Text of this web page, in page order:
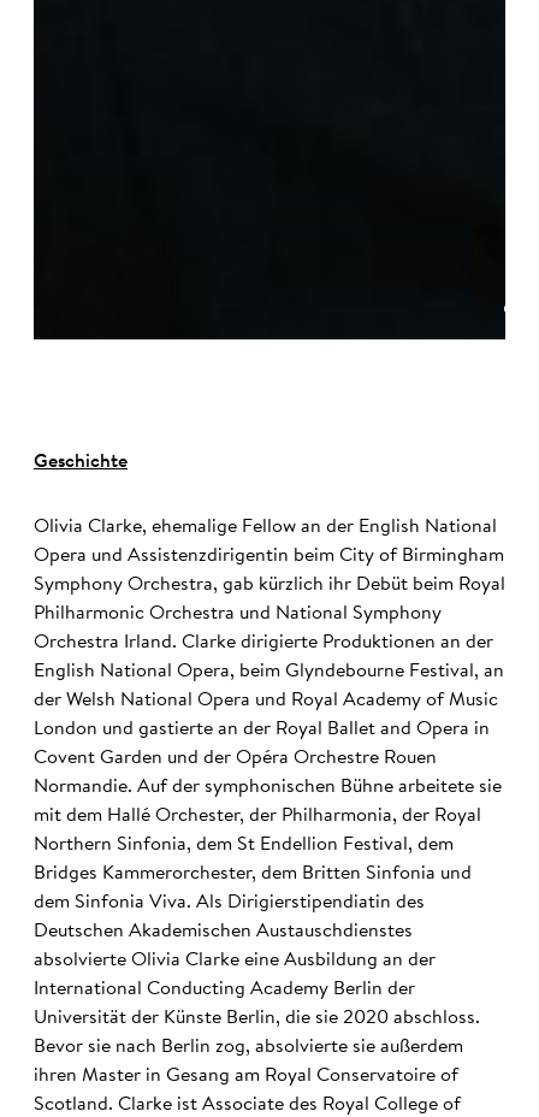
©
Geschichte
Olivia Clarke, ehemalige Fellow an der English National
Opera und Assistenzdirigentin beim City of Birmingham
Symphony Orchestra, gab kürzlich ihr Debüt beim Royal
Philharmonic Orchestra und National Symphony
Orchestra Irland. Clarke dirigierte Produktionen an der
English National Opera, beim Glyndebourne Festival, an
der Welsh National Opera und Royal Academy of Music
London und gastierte an der Royal Ballet and Opera in
Covent Garden und der Opéra Orchestre Rouen
Normandie. Auf der symphonischen Bühne arbeitete sie
mit dem Hallé Orchester, der Philharmonia, der Royal
Northern Sinfonia, dem St Endellion Festival, dem
Bridges Kammerorchester, dem Britten Sinfonia und
dem Sinfonia Viva. Als Dirigierstipendiatin des
Deutschen Akademischen Austauschdienstes
absolvierte Olivia Clarke eine Ausbildung an der
International Conducting Academy Berlin der
Universität der Künste Berlin, die sie 2020 abschloss.
Bevor sie nach Berlin zog, absolvierte sie außerdem
ihren Master in Gesang am Royal Conservatoire of
Scotland. Clarke ist Associate des Royal College of